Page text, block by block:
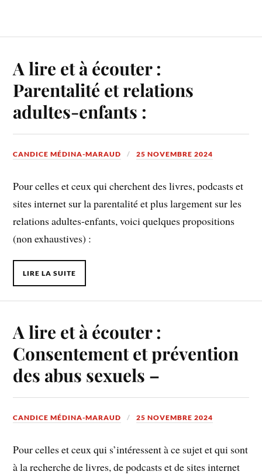
A lire et à écouter :
Parentalité et relations
adultes-enfants :
CANDICE MÉDINA-MARAUD 25 NOVEMBRE 2024
Pour celles et ceux qui cherchent des livres, podcasts et
sites internet sur la parentalité et plus largement sur les
relations adultes-enfants, voici quelques propositions
(non exhaustives) :
LIRE LA SUITE
A lire et à écouter :
Consentement et prévention
des abus sexuels –
CANDICE MÉDINA-MARAUD 25 NOVEMBRE 2024
Pour celles et ceux qui s’intéressent à ce sujet et qui sont
à la recherche de livres, de podcasts et de sites internet